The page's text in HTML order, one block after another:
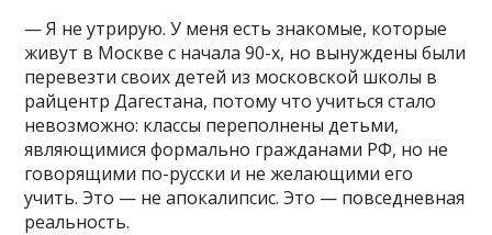
— Я не утрирую. У меня есть знакомые, которые
живут в Москве с начала 90-х, но вынуждены были
перевезти своих детей из московской школы в
райцентр Дагестана, потому что учиться стало
невозможно: классы переполнены детьми,
являющимися формально гражданами РФ, но не
говорящими по-русски и не желающими его
учить. Это — не апокалипсис. Это — повседневная
реальность.